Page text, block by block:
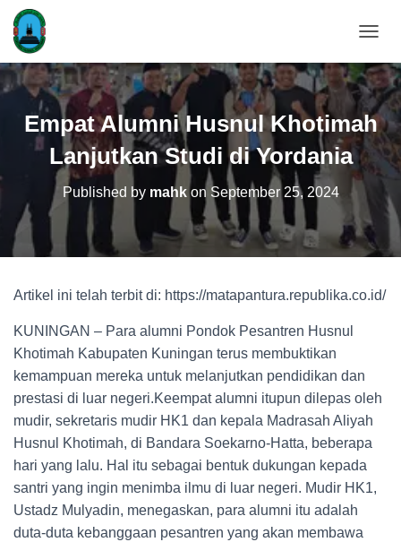
O
G
G
L
E
N
A
G
A
T
N
Empat Alumni Husnul Khotimah
Lanjutkan Studi di Yordania
Published by mahkon September 25, 2024
Artikel ini telah terbit di: https://matapantura.republika.co.id/
KUNINGAN – Para alumni Pondok Pesantren Husnul
Khotimah Kabupaten Kuningan terus membuktikan
kemampuan mereka untuk melanjutkan pendidikan dan
prestasi di luar negeri.Keempat alumni itupun dilepas oleh
mudir, sekretaris mudir HK1 dan kepala Madrasah Aliyah
Husnul Khotimah, di Bandara Soekarno-Hatta, beberapa
hari yang lalu. Hal itu sebagai bentuk dukungan kepada
santri yang ingin menimba ilmu di luar negeri. Mudir HK1,
Ustadz Mulyadin, menegaskan, para alumni itu adalah
duta-duta kebanggaan pesantren yang akan membawa